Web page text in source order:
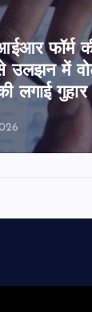
फॉर्म
उलझन में
लगाई